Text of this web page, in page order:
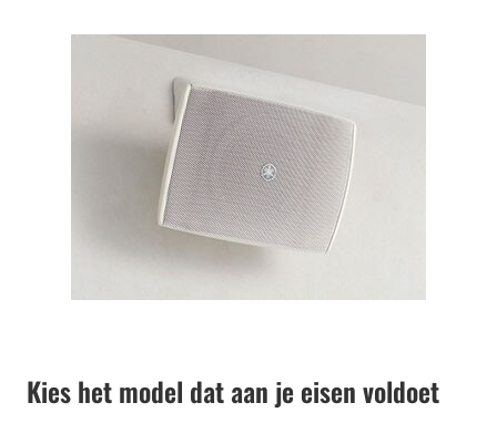
Kies het model dat aan je eisen voldoet